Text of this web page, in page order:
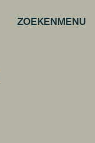
ZOEKENMENU